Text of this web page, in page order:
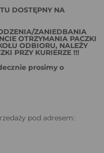
DOSTĘPNY NA
ZANIEDBANIA
OTRZYMANIA PACZKI
ODBIORU, NALEŻY
PRZY KURIERZE !!!
prosimy o
pod adresem: